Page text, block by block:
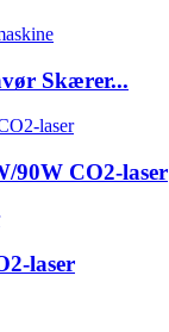
Skærer...
90W CO2-laser
laser